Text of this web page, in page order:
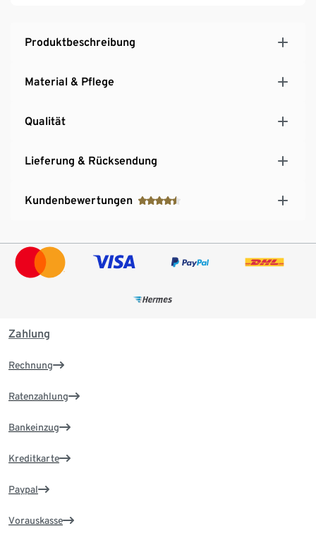
Produktbeschreibung
Material & Pflege
Qualität
Lieferung & Rücksendung
Kundenbewertungen
Zahlung
Rechnung
Ratenzahlung
Bankeinzug
Kreditkarte
Paypal
Vorauskasse